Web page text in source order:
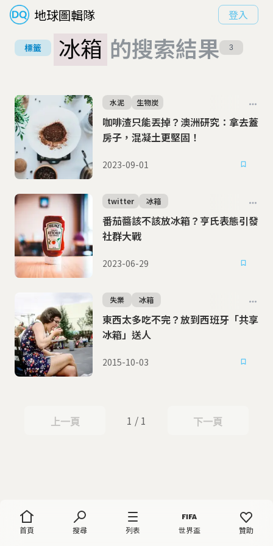
地球圖輯隊 登入
首頁 搜尋 列表 世界盃 贊助
標籤 冰箱 的搜索結果 3
咖啡渣只能丟掉？澳洲研究：拿去蓋
房子，混凝土更堅固！
水泥 生物炭
2023-09-01
番茄醬該不該放冰箱？亨氏表態引發
社群大戰
twitter 冰箱
2023-06-29
東西太多吃不完？放到西班牙「共享
冰箱」送人
失業 冰箱
2015-10-03
上一頁
上一頁 1 / 1 下一頁
下一頁